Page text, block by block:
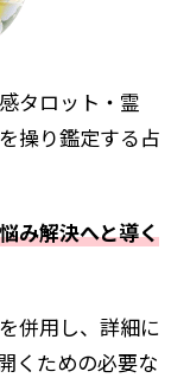
タロット・霊
操り鑑定する占
み解決へと導く
併用し、詳細に
くための必要な